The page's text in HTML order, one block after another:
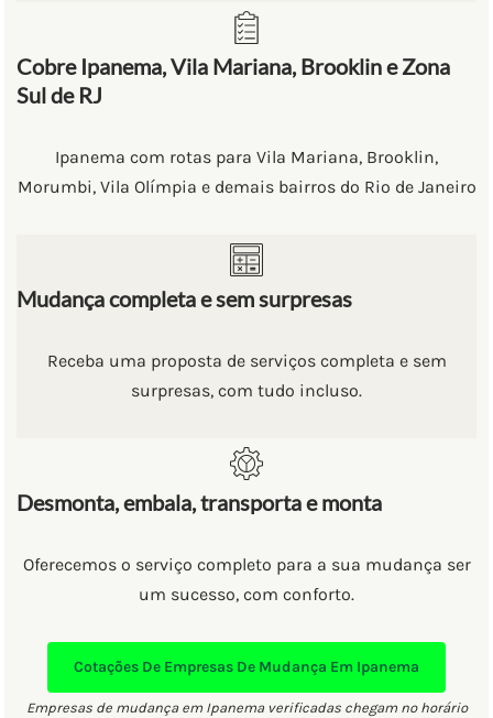
Cobre Ipanema, Vila Mariana, Brooklin e Zona
Sul de RJ
Ipanema com rotas para Vila Mariana, Brooklin,
Morumbi, Vila Olímpia e demais bairros do Rio de Janeiro
Mudança completa e sem surpresas
Receba uma proposta de serviços completa e sem
surpresas, com tudo incluso.
Desmonta, embala, transporta e monta
Oferecemos o serviço completo para a sua mudança ser
um sucesso, com conforto.
Cotações De Empresas De Mudança Em Ipanema
Empresas de mudança em Ipanema verificadas chegam no horário